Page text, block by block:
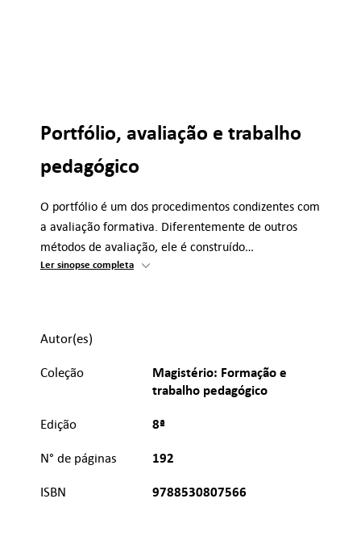
Portfólio, avaliação e trabalho
pedagógico
O portfólio é um dos procedimentos condizentes com
a avaliação formativa. Diferentemente de outros
métodos de avaliação, ele é construído…
Ler sinopse completa
Autor(es)
Coleção
Magistério: Formação e
trabalho pedagógico
Edição 8ª
N° de páginas 192
ISBN 9788530807566